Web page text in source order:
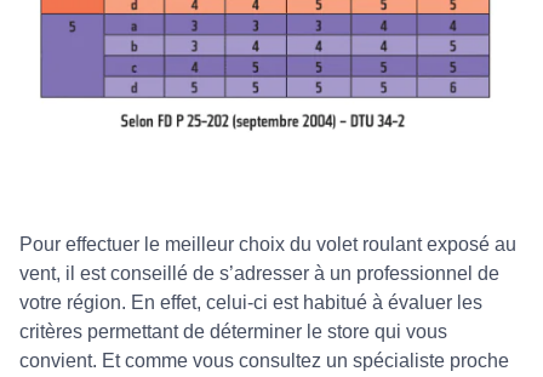
Pour effectuer le meilleur choix du volet roulant exposé au
vent, il est conseillé de s’adresser à un professionnel de
votre région. En effet, celui-ci est habitué à évaluer les
critères permettant de déterminer le store qui vous
convient. Et comme vous consultez un spécialiste proche